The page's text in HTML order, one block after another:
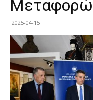
2025-04-15